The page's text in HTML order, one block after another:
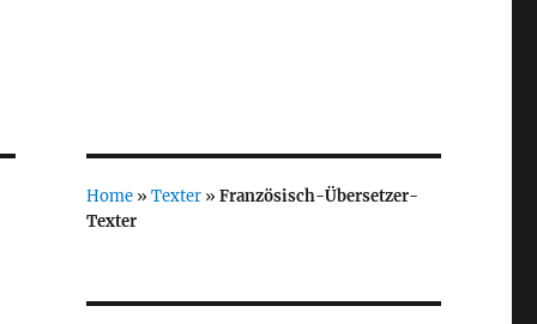
Home» Texter» Französisch-Übersetzer-
Texter